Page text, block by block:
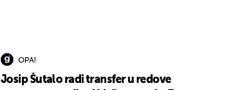
OPA!
Josip Šutalo radi transfer u redove